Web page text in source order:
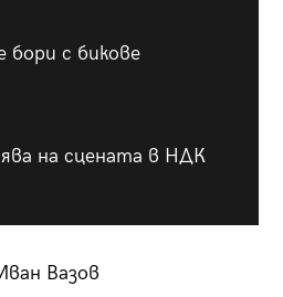
с бикове
на сцената в НДК
Вазов